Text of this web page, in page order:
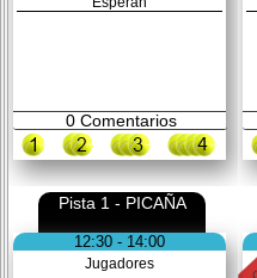
0Comentarios
Pista 1 - PICAÑA
12:30 - 14:00
Jugadores